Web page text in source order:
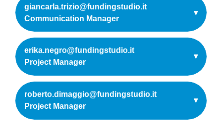
giancarla.trizio@fundingstudio.it
Communication Manager
▾
erika.negro@fundingstudio.it
Project Manager
▾
roberto.dimaggio@fundingstudio.it
Project Manager
▾